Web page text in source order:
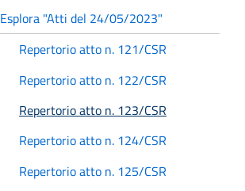
Esplora "Atti del 24/05/2023"
Repertorio atto n. 121/CSR
Repertorio atto n. 122/CSR
Repertorio atto n. 123/CSR
Repertorio atto n. 124/CSR
Repertorio atto n. 125/CSR